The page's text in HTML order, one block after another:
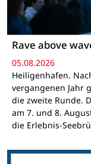
Rave above
05.08.2026
Heiligenhafen.
vergangenen Jahr
die zweite Runde.
am 7. und 8.
die Erlebnis-